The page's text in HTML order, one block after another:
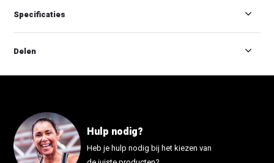
Specificaties
Delen
Hulp nodig?
Heb je hulp nodig bij het kiezen van